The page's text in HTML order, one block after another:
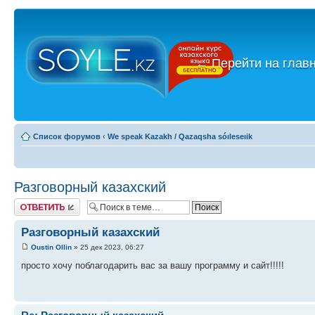
←Перейти на
Список форумов ‹ We speak Kazakh / Qazaqsha sóıleseıik
Разговорный казахский
Ответить
Разговорный казахский
Oustin Ollin » 25 дек 2023, 06:27
просто хочу поблагодарить вас за вашу программу и сайт!!!!!